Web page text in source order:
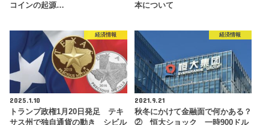
コインの起源…
本について
経済情報
2025.1.10
トランプ政権1月20日発足 テキ
サス州で独自通貨の動き シビル
経済情報
2021.9.21
秋冬にかけて金融面で何かある？
② 恒大ショック 一時900ドル